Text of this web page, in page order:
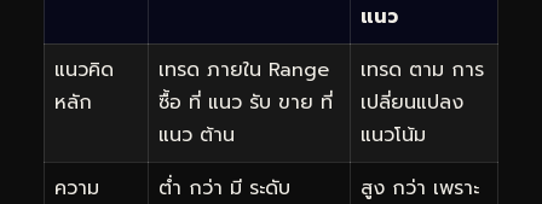
แนว
แนวคิด
หลัก
เทรด ภายใน Range
ซื้อ ที่ แนว รับ ขาย ที่
แนว ต้าน
เทรด ตาม การ
เปลี่ยนแปลง
แนวโน้ม
ความ
ต่ำ กว่า มี ระดับ
สูง กว่า เพราะ